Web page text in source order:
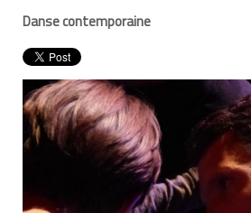
Danse contemporaine